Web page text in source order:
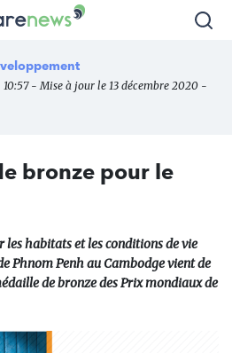
- Mise à jour le 13 décembre 2020 -
bronze pour le
habitats et les conditions de vie
Phnom Penh au Cambodge vient de
de bronze des Prix mondiaux de